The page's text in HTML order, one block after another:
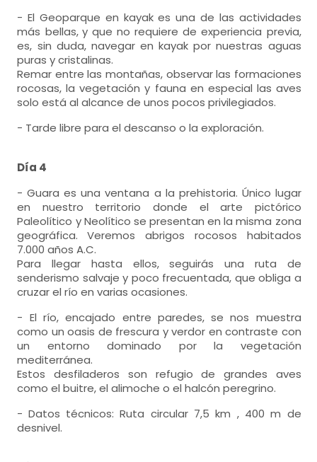
- El Geoparque en kayak es una de las actividades
más bellas, y que no requiere de experiencia previa,
es, sin duda, navegar en kayak por nuestras aguas
puras y cristalinas.
Remar entre las montañas, observar las formaciones
rocosas, la vegetación y fauna en especial las aves
solo está al alcance de unos pocos privilegiados.
- Tarde libre para el descanso o la exploración.
Día 4
- Guara es una ventana a la prehistoria. Único lugar
en nuestro territorio donde el arte pictórico
Paleolítico y Neolítico se presentan en la misma zona
geográfica.
Veremos abrigos rocosos habitados
7.000 años A.C.
Para llegar hasta ellos, seguirás una ruta de
senderismo salvaje y poco frecuentada, que obliga a
cruzar el río en varias ocasiones.
- El río, encajado entre paredes, se nos muestra
como un oasis de frescura y verdor en contraste con
un entorno dominado por la vegetación
mediterránea.
Estos desfiladeros son refugio de grandes aves
como el buitre, el alimoche o el halcón peregrino.
- Datos técnicos: Ruta circular 7,5 km , 400 m de
desnivel.